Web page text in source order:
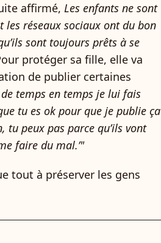
affirmé, Les enfants ne sont
les réseaux sociaux ont du bon
sont toujours prêts à se
protéger sa fille, elle va
de publier certaines
temps en temps je lui fais
tu es ok pour que je publie ça
tu peux pas parce qu’ils vont
faire du mal.’"
tout à préserver les gens